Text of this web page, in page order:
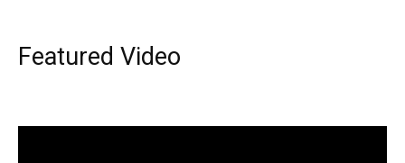
Featured Video